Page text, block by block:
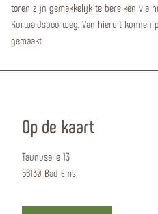
toren zijn gemakkelijk te bereiken via
Kurwaldspoorweg. Van hieruit kunnen
gemaakt.
Op de kaart
Taunusalle 13
56130 Bad Ems